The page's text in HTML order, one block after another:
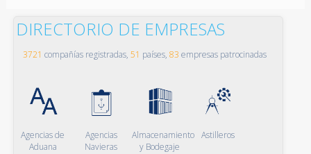
DIRECTORIO DE EMPRESAS
3721 compañías registradas, 51 países, 83 empresas patrocinadas
Agencias de
Aduana
Agencias
Navieras
Almacenamiento
y Bodegaje
Astilleros